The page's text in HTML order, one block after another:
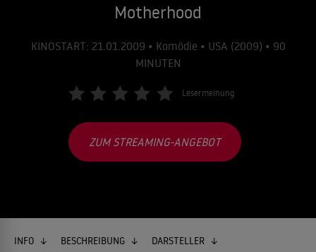
Motherhood
KINOSTART: 21.01.2009 • Komödie • USA (2009) • 90
MINUTEN
Lesermeinung
ZUM STREAMING-ANGEBOT
INFO BESCHREIBUNG DARSTELLER